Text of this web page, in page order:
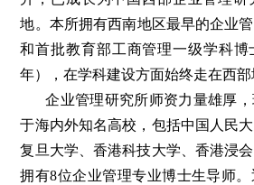
地。本所拥有西南地区最早的企业管
和首批教育部工商管理一级学科博
年），在学科建设方面始终走在西部
企业管理研究所师资力量雄厚
于海内外知名高校，包括中国人民大
复旦大学、香港科技大学、香港浸
拥有8位企业管理专业博士生导师